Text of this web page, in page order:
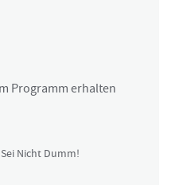
Programm erhalten
Nicht Dumm!